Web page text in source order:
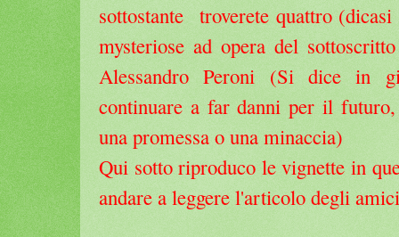
sottostante troverete quattro
mysteriose ad opera del
Alessandro Peroni (Si dice in
continuare a far danni per il
una promessa o una minaccia)
Qui sotto riproduco le vignette in
andare a leggere l'articolo degli